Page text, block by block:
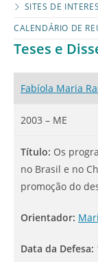
SITES DE
CALENDÁRIO DE
Teses e
Fabíola Maria
2003 – ME
Título: Os
no Brasil e no
promoção do
Orientador:
Data da Defesa: